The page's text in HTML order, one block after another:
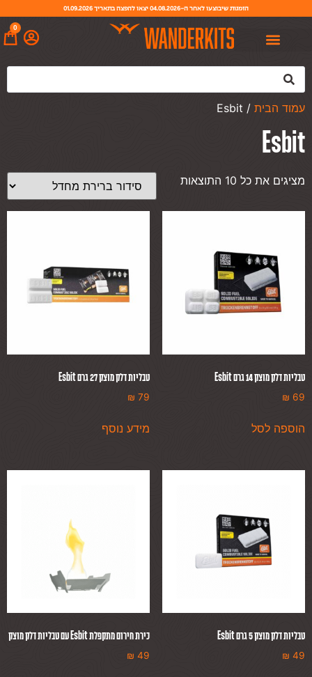
הזמנות שיבוצעו לאחר ה-04.08.2026 יצאו להפצה בתאריך 01.09.2026
0
עמוד הבית / Esbit
Esbit
מציגים את כל ⁦10⁩ התוצאות
טבליות דלק מוצק 14 גרם Esbit
₪ 69
הוספה לסל
טבליות דלק מוצק 27 גרם Esbit
₪ 79
מידע נוסף
טבליות דלק מוצק 5 גרם Esbit
₪ 49
כירת חירום מתקפלת Esbit עם טבליות דלק מוצק
₪ 49